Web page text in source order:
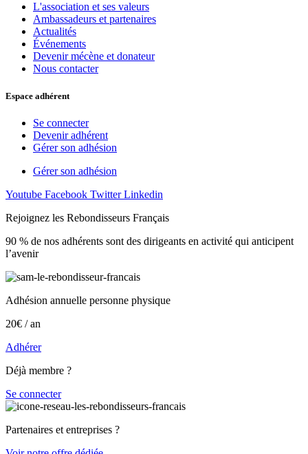
L'association et ses valeurs
Ambassadeurs et partenaires
Actualités
Événements
Devenir mécène et donateur
Nous contacter
Espace adhérent
Se connecter
Devenir adhérent
Gérer son adhésion
Gérer son adhésion
Youtube Facebook Twitter Linkedin
Rejoignez les Rebondisseurs Français
90 % de nos adhérents sont des dirigeants en activité qui anticipent
l’avenir
Adhésion annuelle personne physique
20€ / an
Adhérer
Déjà membre ?
Se connecter
Partenaires et entreprises ?